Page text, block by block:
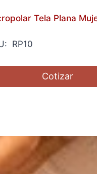
Tela Plana
RP10
Cotizar